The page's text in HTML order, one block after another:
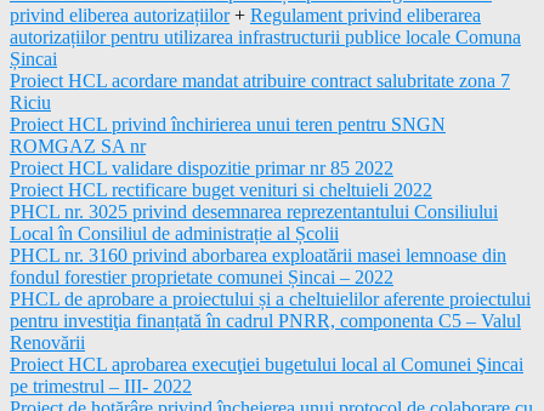
privind eliberea autorizațiilor+ Regulament privind eliberarea
autorizațiilor pentru utilizarea infrastructurii publice locale Comuna
Șincai
Proiect HCL acordare mandat atribuire contract salubritate zona 7
Riciu
Proiect HCL privind închirierea unui teren pentru SNGN
ROMGAZ SA nr
Proiect HCL validare dispozitie primar nr 85 2022
Proiect HCL rectificare buget venituri si cheltuieli 2022
PHCL nr. 3025 privind desemnarea reprezentantului Consiliului
Local în Consiliul de administrație al Școlii
PHCL nr. 3160 privind aborbarea exploatării masei lemnoase din
fondul forestier proprietate comunei Șincai – 2022
PHCL de aprobare a proiectului și a cheltuielilor aferente proiectului
pentru investiţia finanțată în cadrul PNRR, componenta C5 – Valul
Renovării
Proiect HCL aprobarea execuţiei bugetului local al Comunei Şincai
pe trimestrul – III- 2022